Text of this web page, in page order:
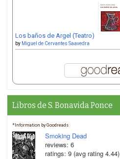
Los baños de Argel (Teatro)
by Miguel de Cervantes Saavedra
Libros de S. Bonavida Ponce
*Information by Goodreads
Smoking Dead
reviews: 6
ratings: 9 (avg rating 4.44)